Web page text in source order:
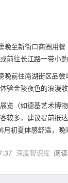
晚至新街口商圈用
前往长江路一带小酌
晚前往南湖街区品
验金陵夜色的浪漫收
览（如德基艺术博
较多，建议提前抵
初夏体感舒适，晚
深度智识库 阅